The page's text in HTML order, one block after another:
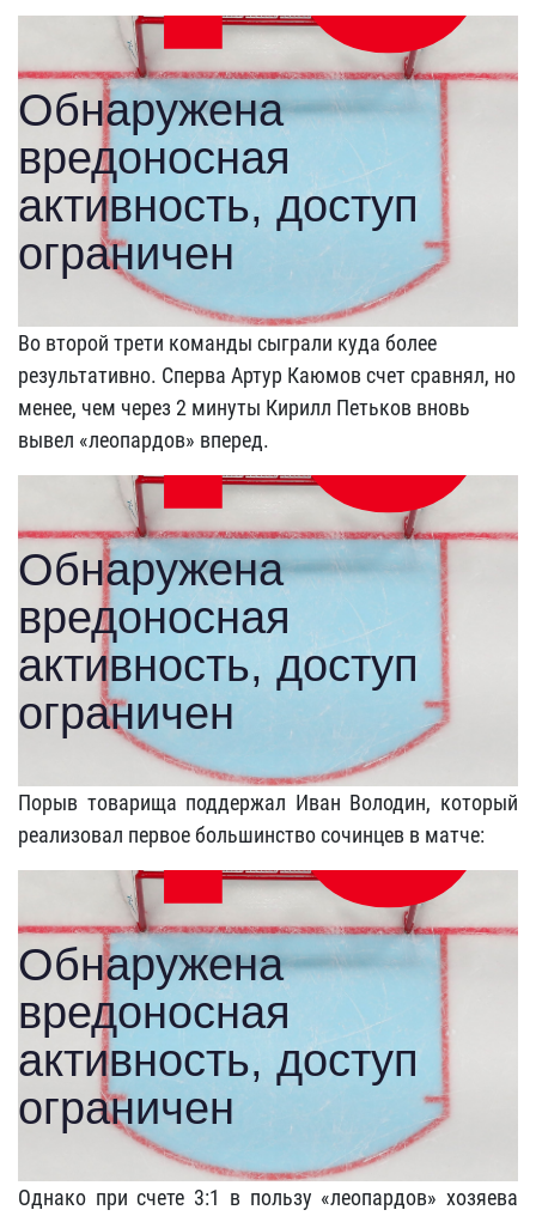
Во второй трети команды сыграли куда более
результативно. Сперва Артур Каюмов счет сравнял, но
менее, чем через 2 минуты Кирилл Петьков вновь
вывел «леопардов» вперед.
Порыв товарища поддержал Иван Володин, который
реализовал первое большинство сочинцев в матче:
Однако при счете 3:1 в пользу «леопардов» хозяева